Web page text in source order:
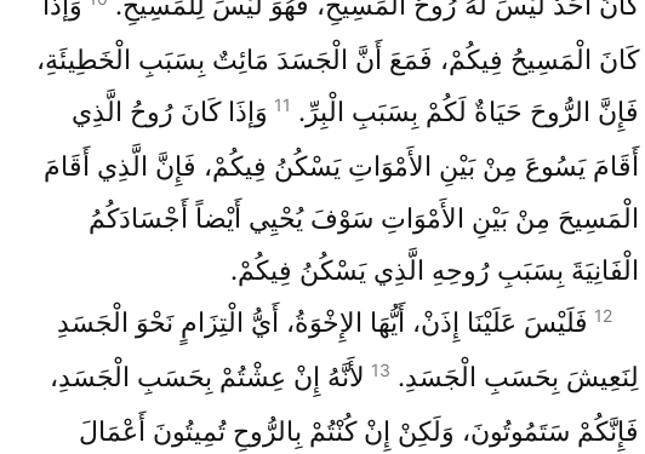
كَانَ الْمَسِيحُ فِيكُمْ، فَمَعَ أَنَّ الْجَسَدَ مَائِتٌ بِسَبَبِ الْخَطِيئَةِ،
فَإِنَّ الرُّوحَ حَيَاةٌ لَكُمْ بِسَبَبِ الْبِرِّ. 11 وَإذَا كَانَ رُوحُ الَّذِي
أَقَامَ يَسُوعَ مِنْ بَيْنِ الأَمْوَاتِ يَسْكُنُ فِيكُمْ، فَإِنَّ الَّذِي أَقَامَ
الْمَسِيحَ مِنْ بَيْنِ الأَمْوَاتِ سَوْفَ يُحْيِي أَيْضاً أَجْسَادَكُمُ
الْفَانِيَةَ بِسَبَبِ رُوحِهِ الَّذِي يَسْكُنُ فِيكُمْ.
12 فَلَيْسَ عَلَيْنَا إِذَنْ، أَيُّهَا الإِخْوَةُ، أَيُّ الْتِزَامٍ نَحْوَ الْجَسَدِ
لِنَعِيشَ بِحَسَبِ الْجَسَدِ. 13 لأَنَّهُ إِنْ عِشْتُمْ بِحَسَبِ الْجَسَدِ،
فَإِنَّكُمْ سَتَمُوتُونَ، وَلَكِنْ إِنْ كُنْتُمْ بِالرُّوحِ تُمِيتُونَ أَعْمَالَ